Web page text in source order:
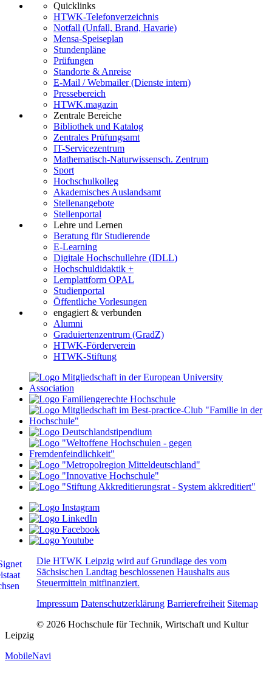
Quicklinks
HTWK-Telefonverzeichnis
Notfall (Unfall, Brand, Havarie)
Mensa-Speiseplan
Stundenpläne
Prüfungen
Standorte & Anreise
E-Mail / Webmailer (Dienste intern)
Pressebereich
HTWK.magazin
Zentrale Bereiche
Bibliothek und Katalog
Zentrales Prüfungsamt
IT-Servicezentrum
Mathematisch-Naturwissensch. Zentrum
Sport
Hochschulkolleg
Akademisches Auslandsamt
Stellenangebote
Stellenportal
Lehre und Lernen
Beratung für Studierende
E-Learning
Digitale Hochschullehre (IDLL)
Hochschuldidaktik +
Lernplattform OPAL
Studienportal
Öffentliche Vorlesungen
engagiert & verbunden
Alumni
Graduiertenzentrum (GradZ)
HTWK-Förderverein
HTWK-Stiftung
Die HTWK Leipzig wird auf Grundlage des vom
Sächsischen Landtag beschlossenen Haushalts aus
Steuermitteln mitfinanziert.
Impressum Datenschutzerklärung Barrierefreiheit Sitemap
© 2026 Hochschule für Technik, Wirtschaft und Kultur
Leipzig
MobileNavi